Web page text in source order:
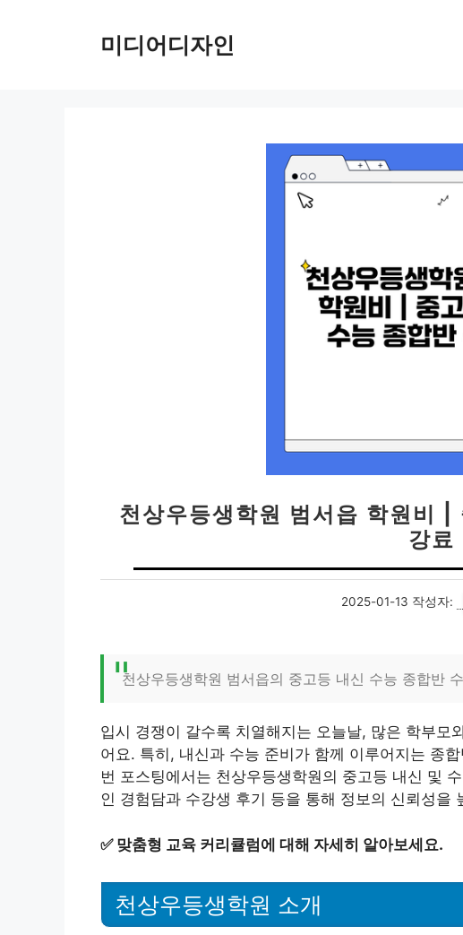
미디어디자인
천상우등생학원 범서읍 학원비
강료
2025-01-13 작성자:
천상우등생학원 범서읍의 중고등 내신 수능 종합반
입시 경쟁이 갈수록 치열해지는 오늘날, 많은 학부모
어요. 특히, 내신과 수능 준비가 함께 이루어지는 종
번 포스팅에서는 천상우등생학원의 중고등 내신 및
인 경험담과 수강생 후기 등을 통해 정보의 신뢰성을
✅ 맞춤형 교육 커리큘럼에 대해 자세히 알아보세요.
천상우등생학원 소개